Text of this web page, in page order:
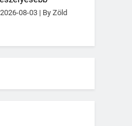
08-03
By Zöld